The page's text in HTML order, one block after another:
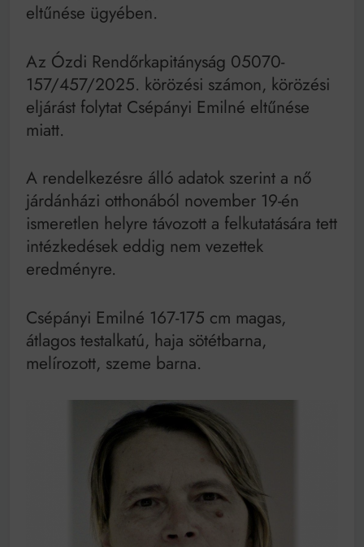
Bitumenes lapostetők: a bevált technológia akkor
működik, ha jól van felújítva
eltűnése ügyében.
Az Ózdi Rendőrkapitányság 05070-
157/457/2025. körözési számon, körözési
eljárást folytat Csépányi Emilné eltűnése
miatt.
A rendelkezésre álló adatok szerint a nő
járdánházi otthonából november 19-én
ismeretlen helyre távozott a felkutatására tett
intézkedések eddig nem vezettek
eredményre.
Csépányi Emilné 167-175 cm magas,
átlagos testalkatú, haja sötétbarna,
melírozott, szeme barna.